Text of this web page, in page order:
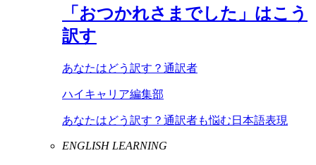
「おつかれさまでした」はこう
訳す
あなたはどう訳す？通訳者
ハイキャリア編集部
あなたはどう訳す？通訳者も悩む日本語表現
ENGLISH LEARNING